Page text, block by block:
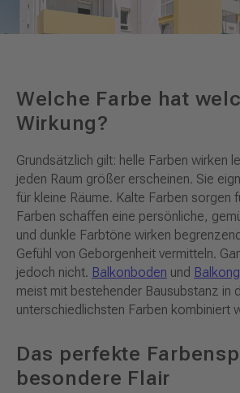
Welche Farbe hat
Wirkung?
Grundsätzlich gilt: helle Farben wirken
jeden Raum größer erscheinen. Sie
für kleine Räume. Kalte Farben sorgen
Farben schaffen eine persönliche,
und dunkle Farbtöne wirken
Gefühl von Geborgenheit vermitteln.
jedoch nicht. Balkonboden und
meist mit bestehender Bausubstanz in
unterschiedlichsten Farben kombiniert
Das perfekte
besondere Flair